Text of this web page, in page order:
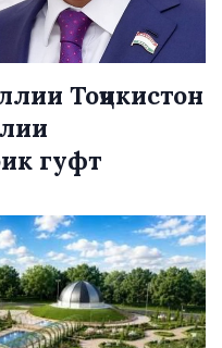
Тоҷикистон
гуфт